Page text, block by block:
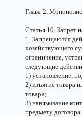
Глава 2.
Статья 10. Запрет
1. Запрещаются
хозяйствующего
ограничение,
следующие
1) установление,
2) изъятие товара
товара;
3) навязывание
предмету